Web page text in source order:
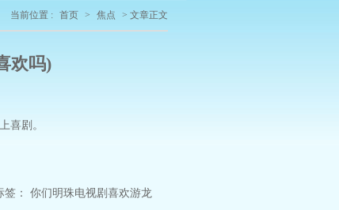
当前位置 : 首页 > 焦点 > 文章正文
欢吗)
喜剧。
签： 你们 明珠电视剧 喜欢游龙